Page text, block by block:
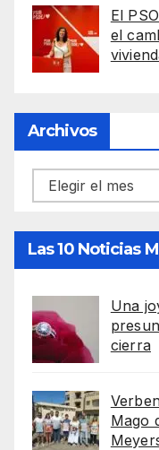
El
el
Archivos
Archivos
Las 10 Noticias
Una
cierra
Mago